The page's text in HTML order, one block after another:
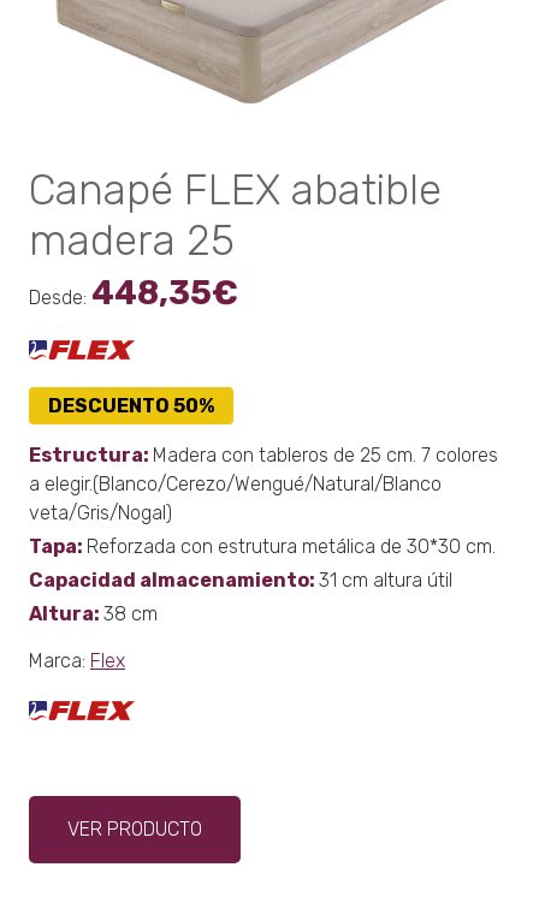
producto
Canapé FLEX abatible
madera 25
Desde: 448,35€
DESCUENTO 50%
Estructura: Madera con tableros de 25 cm. 7 colores
a elegir.(Blanco/Cerezo/Wengué/Natural/Blanco
veta/Gris/Nogal)
Tapa: Reforzada con estrutura metálica de 30*30 cm.
Capacidad almacenamiento: 31 cm altura útil
Altura: 38 cm
Marca: Flex
VER PRODUCTO
tiene